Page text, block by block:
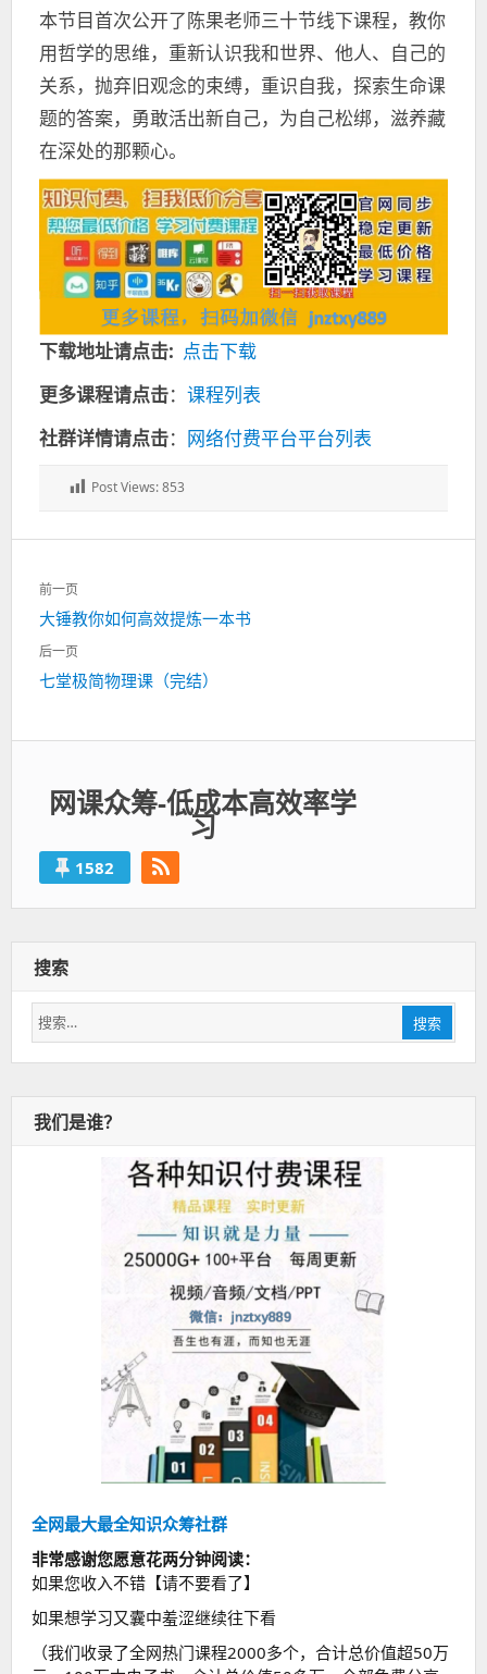
本节目首次公开了陈果老师三十节线下课程，教你
用哲学的思维，重新认识我和世界、他人、自己的
关系，抛弃旧观念的束缚，重识自我，探索生命课
题的答案，勇敢活出新自己，为自己松绑，滋养藏
在深处的那颗心。
下载地址请点击: 点击下载
更多课程请点击： 课程列表
社群详情请点击： 网络付费平台平台列表
Post Views:853
文
章
导
航
前一页
上
一
大锤教你如何高效提炼一本书
后一页
下
七堂极简物理课（完结）
网课众筹-低成本高效率学
习
1582
搜索
搜
索：
搜索
我们是谁？
全网最大最全知识众筹社群
非常感谢您愿意花两分钟阅读：
如果您收入不错【请不要看了】
如果想学习又囊中羞涩继续往下看
（我们收录了全网热门课程2000多个，合计总价值超50万